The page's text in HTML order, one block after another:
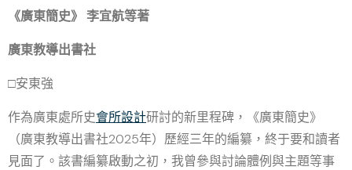
《廣東簡史》 李宜航等著
廣東教導出書社
□安東強
作為廣東處所史會所設計研討的新里程碑，《廣東簡史》
（廣東教導出書社2025年）歷經三年的編纂，終于要和讀者
見面了。該書編纂啟動之初，我曾參與討論體例與主題等事